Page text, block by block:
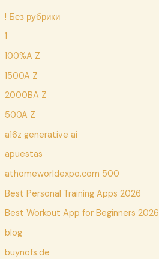
! Без рубрики
1
100%A Z
1500A Z
2000BA Z
500A Z
a16z generative ai
apuestas
athomeworldexpo.com 500
Best Personal Training Apps 2026
Best Workout App for Beginners 2026
blog
buynofs.de